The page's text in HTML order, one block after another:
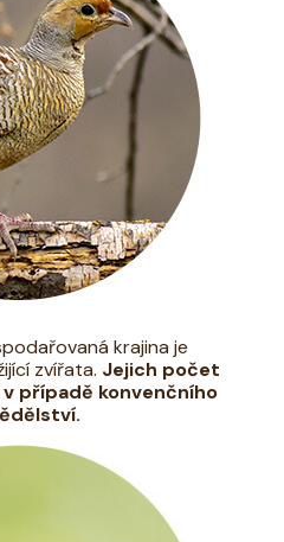
krajina je
zvířata. Jejich počet
případě konvenčního